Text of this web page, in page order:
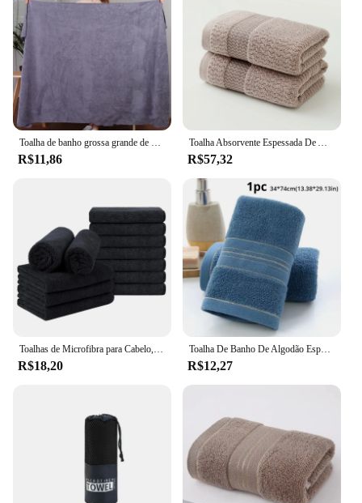
Toalha de banho grossa grande de microfibra absorvente e secagem rápida, multifuncional, natação, fitness, esportes, salão de beleza
R$11,86
Toalha Absorvente Espessada De Algodão Puro, Toalha De Rosto Seco Rápido, Toalha Macia, Tamanho Veja Abaixo, 2 Toalhas
R$57,32
Toalhas de Microfibra para Cabelo, Toalha à Prova de Alvejante, Preto, Casa, Hotel, Salão de beleza, Estilista, 5,2 Pcs
R$18,20
Toalha De Banho De Algodão Espessado Aumenta A Absorção De Água Adulto Toalha De Banho Cor Sólida De Seda Dourada Suave Rosto Toalha
R$12,27